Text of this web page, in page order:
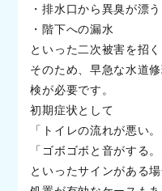
・排水口から異臭が漂う
・階下への漏水
といった二次被害を招
そのため、早急な水道
検が必要です。
初期症状として
「トイレの流れが悪い。
「ゴボゴボと音がする。
といったサインがある